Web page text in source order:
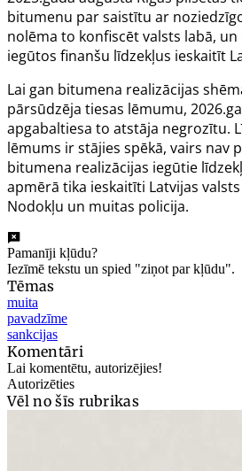
bitumenu par saistītu ar
nolēma to konfiscēt valsts labā,
iegūtos finanšu līdzekļus ieskaitīt
Lai gan bitumena realizācijas
pārsūdzēja tiesas lēmumu,
apgabaltiesa to atstāja negrozītu.
lēmums ir stājies spēkā, vairs nav
bitumena realizācijas iegūtie
apmērā tika ieskaitīti Latvijas
Nodokļu un muitas policija.
Pamanīji kļūdu?
Iezīmē tekstu un spied "ziņot par kļūdu".
Tēmas
muita
pavadzīme
sankcijas
Komentāri
Lai komentētu, autorizējies!
Autorizēties
Vēl no šīs rubrikas